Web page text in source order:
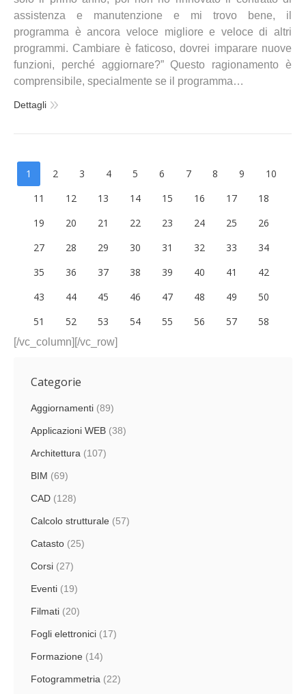
assistenza e manutenzione e mi trovo bene, il
programma è ancora veloce migliore e veloce di altri
programmi. Cambiare è faticoso, dovrei imparare nuove
funzioni, perché aggiornare?” Questo ragionamento è
comprensibile, specialmente se il programma…
Dettagli
1 2 3 4 5 6 7 8 9
10
11
12 13 14 15 16 17
18
19
20 21 22 23 24 25
26
27
28 29 30 31 32 33
34
35
36 37 38 39 40 41
42
43
44 45 46 47 48 49
50
51
52 53 54 55 56 57 58
[/vc_column][/vc_row]
Categorie
Aggiornamenti (89)
Applicazioni WEB (38)
Architettura (107)
BIM (69)
CAD (128)
Calcolo strutturale (57)
Catasto (25)
Corsi (27)
Eventi (19)
Filmati (20)
Fogli elettronici (17)
Formazione (14)
Fotogrammetria (22)